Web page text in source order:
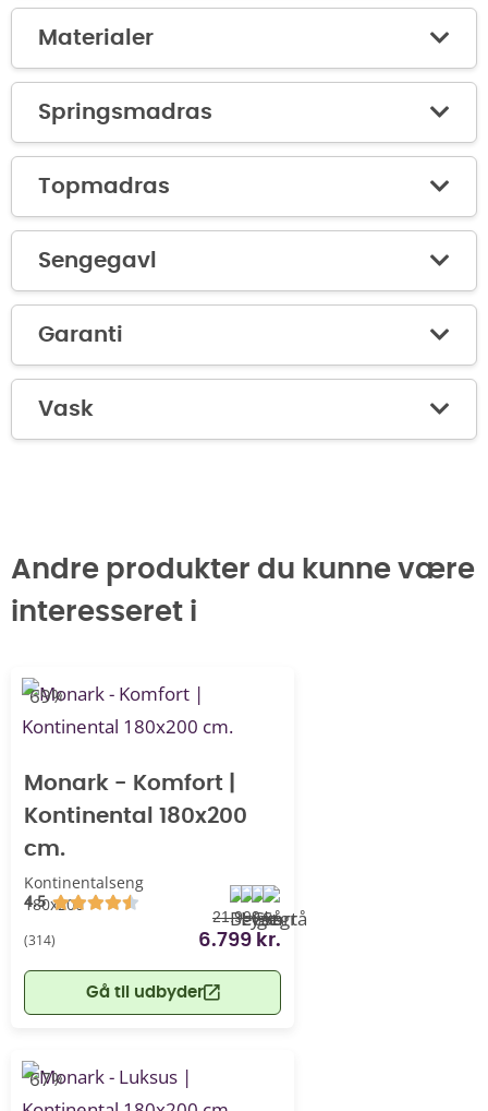
Materialer
Springsmadras
Topmadras
Sengegavl
Garanti
Vask
Andre produkter du kunne være
interesseret i
-69%
Monark - Komfort |
Kontinental 180x200
cm.
Kontinentalseng
180x200
4.5
(314)
21.999 kr.
6.799 kr.
Gå til udbyder
-67%